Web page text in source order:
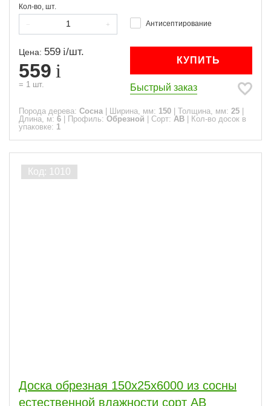
Кол-во, шт.
Антисептирование
Цена: 559 /шт.
559
= 1 шт.
КУПИТЬ
Быстрый заказ
Порода дерева: Сосна Ширина, мм: 150 Толщина, мм: 25
Длина, м: 6 Профиль: Обрезной Сорт: АВ
Кол-во досок в
упаковке: 1
Доска обрезная 150x25x6000 из сосны
естественной влажности сорт АВ